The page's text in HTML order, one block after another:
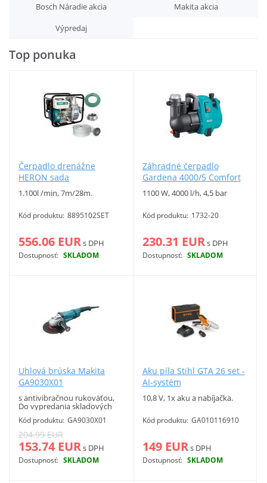
Bosch Náradie akcia
Makita akcia
Výpredaj
Top ponuka
Čerpadlo drenážne
HERON sada
1.100l /min, 7m/28m.
Kód produktu: 8895102SET
556.06 EURs DPH
Dostupnosť: SKLADOM
Viac info
Záhradné čerpadlo
Gardena 4000/5 Comfort
1100 W, 4000 l/h, 4,5 bar
Kód produktu: 1732-20
230.31 EURs DPH
Dostupnosť: SKLADOM
Viac info
Uhlová brúska Makita
GA9030X01
s antivibračnou rukoväťou,
Do vypredania skladových
Kód produktu: GA9030X01
204.99 EUR
153.74 EURs DPH
Dostupnosť: SKLADOM
Viac info
Aku píla Stihl GTA 26 set -
AI-systém
10,8 V, 1x aku a nabíjačka.
Kód produktu: GA010116910
149 EURs DPH
Dostupnosť: SKLADOM
Viac info